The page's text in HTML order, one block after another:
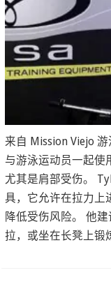
来自 Mission Viejo
与游泳运动员一起使
尤其是肩部受伤。
具，它允许在拉力上
降低受伤风险。 他
拉，或坐在长凳上